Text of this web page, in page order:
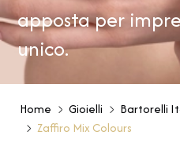
apposta per
unico.
Home Gioielli
Bartorelli
Zaffiro Mix Colours